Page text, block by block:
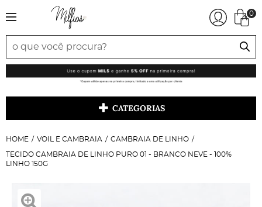
0
CATEGORIAS
HOME VOIL E CAMBRAIA CAMBRAIA DE LINHO
TECIDO CAMBRAIA DE LINHO PURO 01 - BRANCO NEVE - 100%
LINHO 150G